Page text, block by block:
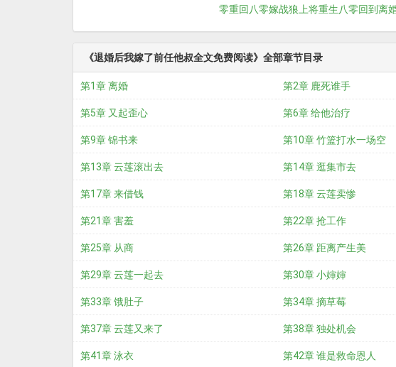
零重回八零嫁战狼上将重生八零回到离
《退婚后我嫁了前任他叔全文免费阅读》全部章节目录
第1章 离婚 第2章 鹿死谁手
第5章 又起歪心 第6章 给他治疗
第9章 锦书来 第10章 竹篮打水一场空
第13章 云莲滚出去 第14章 逛集市去
第17章 来借钱 第18章 云莲卖惨
第21章 害羞 第22章 抢工作
第25章 从商 第26章 距离产生美
第29章 云莲一起去 第30章 小婶婶
第33章 饿肚子 第34章 摘草莓
第37章 云莲又来了 第38章 独处机会
第41章 泳衣 第42章 谁是救命恩人